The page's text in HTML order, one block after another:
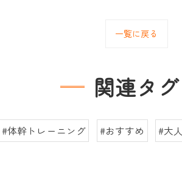
一覧に戻る
関連タグ
#体幹トレーニング #おすすめ #大人